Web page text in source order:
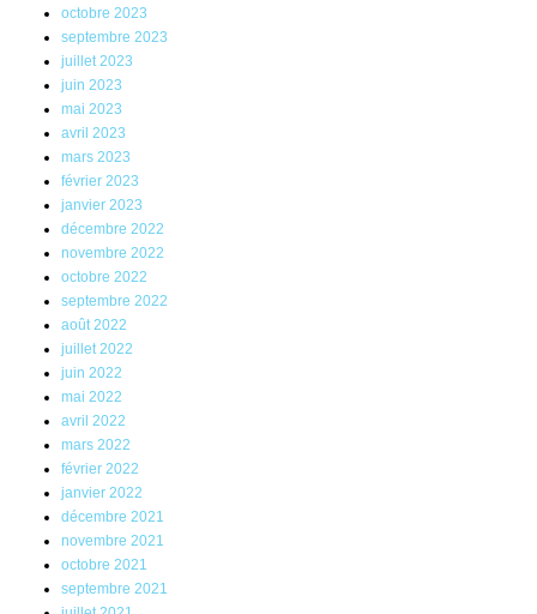
octobre 2023
septembre 2023
juillet 2023
juin 2023
mai 2023
avril 2023
mars 2023
février 2023
janvier 2023
décembre 2022
novembre 2022
octobre 2022
septembre 2022
août 2022
juillet 2022
juin 2022
mai 2022
avril 2022
mars 2022
février 2022
janvier 2022
décembre 2021
novembre 2021
octobre 2021
septembre 2021